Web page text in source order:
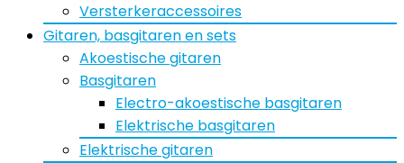
Versterkeraccessoires
Gitaren, basgitaren en sets
Akoestische gitaren
Basgitaren
Electro-akoestische basgitaren
Elektrische basgitaren
Elektrische gitaren